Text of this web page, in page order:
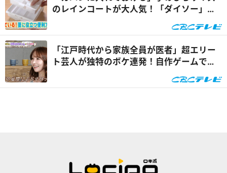
のレインコートが大人気！「ダイソー」で
「江戸時代から家族全員が医者」超エリー
ト芸人が独特のボケ連発！自作ゲームで三